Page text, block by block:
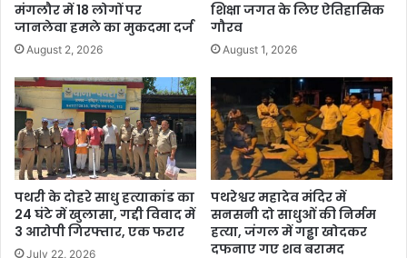
मंगलौर में 18 लोगों पर
जानलेवा हमले का मुकदमा दर्ज
August 2, 2026
शिक्षा जगत के लिए ऐतिहासिक
गौरव
August 1, 2026
पथरी के दोहरे साधु हत्याकांड का
24 घंटे में खुलासा, गद्दी विवाद में
3 आरोपी गिरफ्तार, एक फरार
July 22, 2026
पथरेश्वर महादेव मंदिर में
सनसनी दो साधुओं की निर्मम
हत्या, जंगल में गड्ढा खोदकर
दफनाए गए शव बरामद